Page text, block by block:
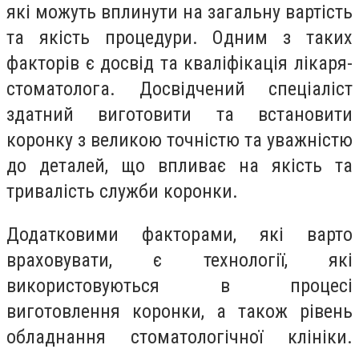
які можуть вплинути на загальну вартість
та якість процедури. Одним з таких
факторів є досвід та кваліфікація лікаря-
стоматолога. Досвідчений спеціаліст
здатний виготовити та встановити
коронку з великою точністю та уважністю
до деталей, що впливає на якість та
тривалість служби коронки.
Додатковими факторами, які варто
враховувати, є технології, які
використовуються в процесі
виготовлення коронки, а також рівень
обладнання стоматологічної клініки.